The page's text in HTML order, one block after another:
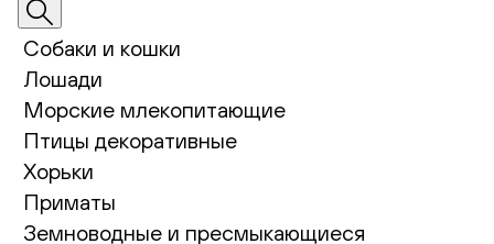
Собаки и кошки
Лошади
Морские млекопитающие
Птицы декоративные
Хорьки
Приматы
Земноводные и пресмыкающиеся